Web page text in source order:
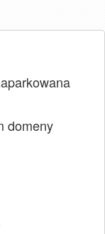
domeny